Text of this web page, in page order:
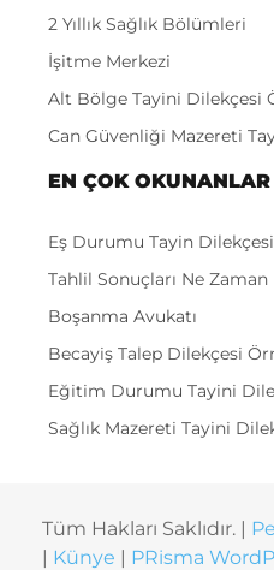
2 Yıllık Sağlık Bölümleri
İşitme Merkezi
Alt Bölge Tayini Dilekçesi
Can Güvenliği Mazereti
EN ÇOK OKUNANLAR
Eş Durumu Tayin Dilekçesi
Tahlil Sonuçları Ne Zaman
Boşanma Avukatı
Becayiş Talep Dilekçesi
Eğitim Durumu Tayini
Sağlık Mazereti Tayini
Tüm Hakları Saklıdır. |
Künye PRisma